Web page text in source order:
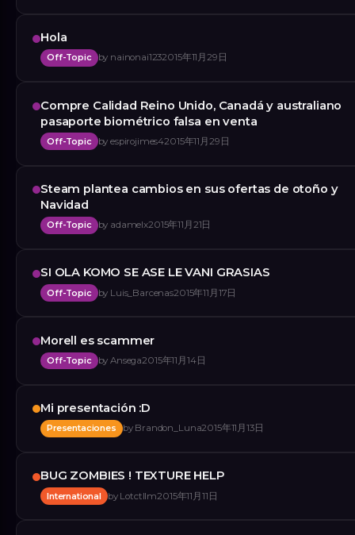
Hola
Off-Topic by nainonai1232015年11月29日
Compre Calidad Reino Unido, Canadá y australiano
pasaporte biométrico falsa en venta
Off-Topic by espirojimes42015年11月29日
Steam plantea cambios en sus ofertas de otoño y
Navidad
Off-Topic by adamelx2015年11月21日
SI OLA KOMO SE ASE LE VANI GRASIAS
Off-Topic by Luis_Barcenas2015年11月17日
Morell es scammer
Off-Topic by Ansega2015年11月14日
Mi presentación :D
Presentaciones by Brandon_Luna2015年11月13日
BUG ZOMBIES ! TEXTURE HELP
International by Lotctllm2015年11月11日